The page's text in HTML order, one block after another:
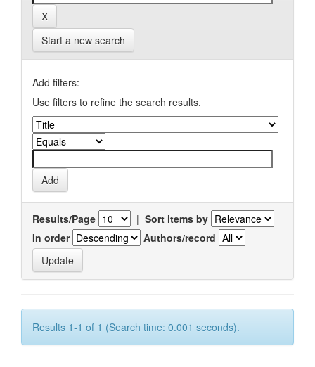
Start a new search
Add filters:
Use filters to refine the search results.
Results/Page | Sort items by
In order
Authors/record
Results 1-1 of 1 (Search time: 0.001 seconds).